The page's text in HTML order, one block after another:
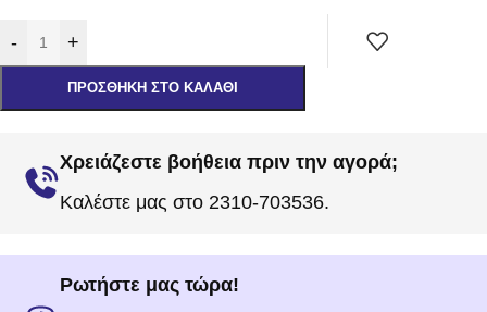
- +
ΠΡΟΣΘΉΚΗ ΣΤΟ ΚΑΛΆΘΙ
Χρειάζεστε βοήθεια πριν την αγορά;
Καλέστε μας στο 2310-703536.
Ρωτήστε μας τώρα!